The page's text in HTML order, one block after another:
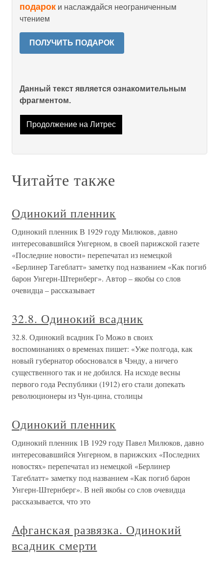
подарок и наслаждайся неограниченным
чтением
ПОЛУЧИТЬ ПОДАРОК
Данный текст является ознакомительным
фрагментом.
Продолжение на Литрес
Читайте также
Одинокий пленник
Одинокий пленник В 1929 году Милюков, давно
интересовавшийся Унгерном, в своей парижской газете
«Последние новости» перепечатал из немецкой
«Берлинер Тагеблатт» заметку под названием «Как погиб
барон Унгерн-Штернберг». Автор – якобы со слов
очевидца – рассказывает
32.8. Одинокий всадник
32.8. Одинокий всадник Го Можо в своих
воспоминаниях о временах пишет: «Уже полгода, как
новый губернатор обосновался в Чэнду, а ничего
существенного так и не добился. На исходе весны
первого года Республики (1912) его стали допекать
революционеры из Чун-цина, столицы
Одинокий пленник
Одинокий пленник 1В 1929 году Павел Милюков, давно
интересовавшийся Унгерном, в парижских «Последних
новостях» перепечатал из немецкой «Берлинер
Тагеблатт» заметку под названием «Как погиб барон
Унгерн-Штернберг». В ней якобы со слов очевидца
рассказывается, что это
Афганская развязка. Одинокий
всадник смерти